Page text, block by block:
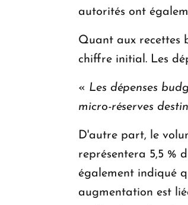
autorités ont
Quant aux recettes
chiffre initial. Les
« Les dépenses
micro-réserves
D'autre part, le
représentera 5,5 %
également indiqué
augmentation est